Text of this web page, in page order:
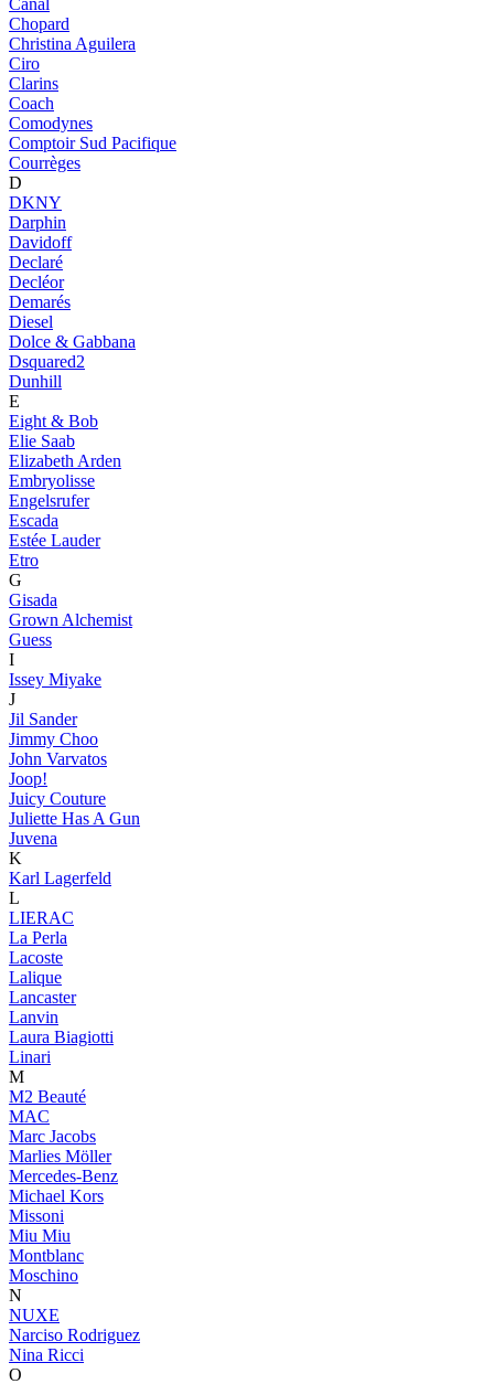
Canal
Chopard
Christina Aguilera
Ciro
Clarins
Coach
Comodynes
Comptoir Sud Pacifique
Courrèges
D
DKNY
Darphin
Davidoff
Declaré
Decléor
Demarés
Diesel
Dolce & Gabbana
Dsquared2
Dunhill
E
Eight & Bob
Elie Saab
Elizabeth Arden
Embryolisse
Engelsrufer
Escada
Estée Lauder
Etro
G
Gisada
Grown Alchemist
Guess
I
Issey Miyake
J
Jil Sander
Jimmy Choo
John Varvatos
Joop!
Juicy Couture
Juliette Has A Gun
Juvena
K
Karl Lagerfeld
L
LIERAC
La Perla
Lacoste
Lalique
Lancaster
Lanvin
Laura Biagiotti
Linari
M
M2 Beauté
MAC
Marc Jacobs
Marlies Möller
Mercedes-Benz
Michael Kors
Missoni
Miu Miu
Montblanc
Moschino
N
NUXE
Narciso Rodriguez
Nina Ricci
O